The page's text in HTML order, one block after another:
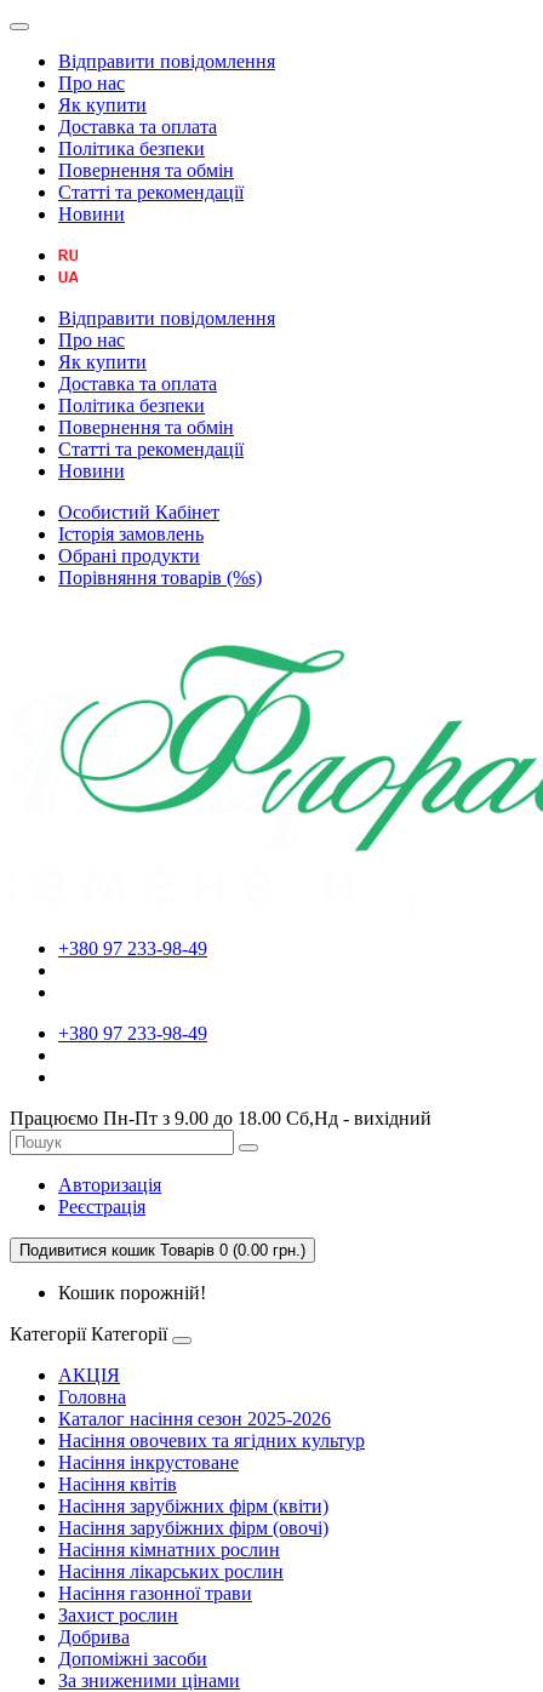
Відправити повідомлення
Про нас
Як купити
Доставка та оплата
Політика безпеки
Повернення та обмін
Статті та рекомендації
Новини
Відправити повідомлення
Про нас
Як купити
Доставка та оплата
Політика безпеки
Повернення та обмін
Статті та рекомендації
Новини
Особистий Кабінет
Історія замовлень
Обрані продукти
Порівняння товарів (%s)
+380 97 233-98-49
+380 97 233-98-49
Працюємо Пн-Пт з 9.00 до 18.00 Сб,Нд - вихідний
Авторизація
Реєстрація
Подивитися кошик Товарів 0 (0.00 грн.)
Кошик порожній!
Категорії Категорії
АКЦІЯ
Головна
Каталог насіння сезон 2025-2026
Насіння овочевих та ягідних культур
Насіння інкрустоване
Насіння квітів
Насіння зарубіжних фірм (квіти)
Насіння зарубіжних фірм (овочі)
Насіння кімнатних рослин
Насіння лікарських рослин
Насіння газонної трави
Захист рослин
Добрива
Допоміжні засоби
За зниженими цінами